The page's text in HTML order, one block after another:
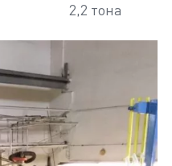
2,2 тона